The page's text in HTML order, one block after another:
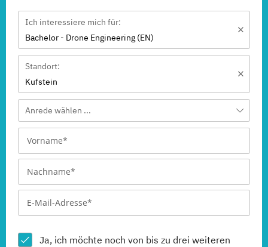
Ich interessiere mich für:
Bachelor - Drone Engineering (EN)
Standort:
Kufstein
Anrede wählen ...
Ja, ich möchte noch von bis zu drei weiteren